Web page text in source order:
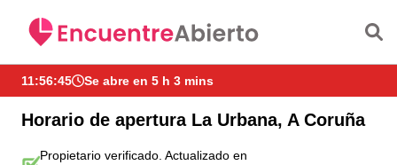
11:56:46 Se abre en 5 h 3 mins
Horario de apertura La Urbana, A Coruña
Propietario verificado. Actualizado en